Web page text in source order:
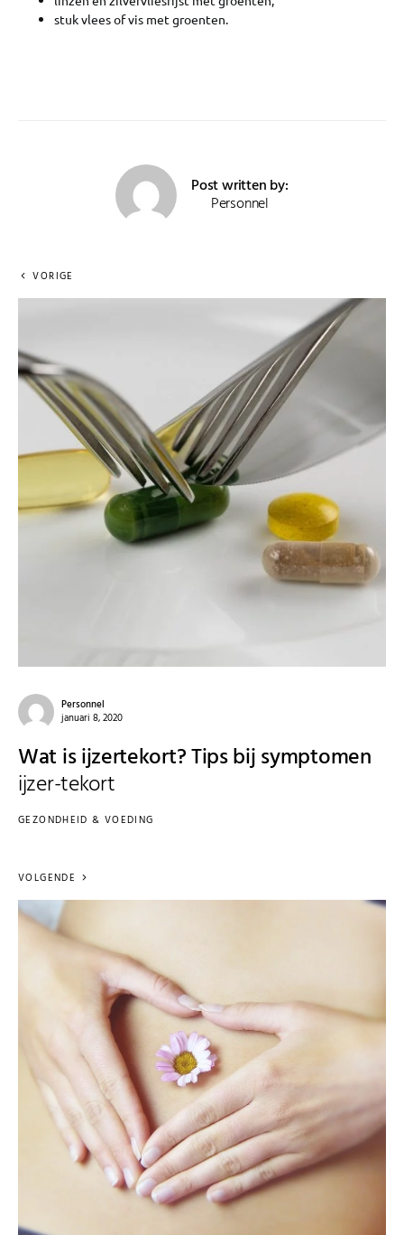
stuk vlees of vis met groenten.
Post written by:
Personnel
VORIGE
Personnel
januari 8, 2020
Wat is ijzertekort? Tips bij symptomen
ijzer-tekort
GEZONDHEID & VOEDING
VOLGENDE